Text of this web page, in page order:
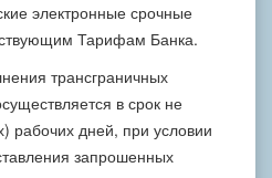
электронные срочные
Тарифам Банка.
трансграничных
в срок не
дней, при условии
запрошенных